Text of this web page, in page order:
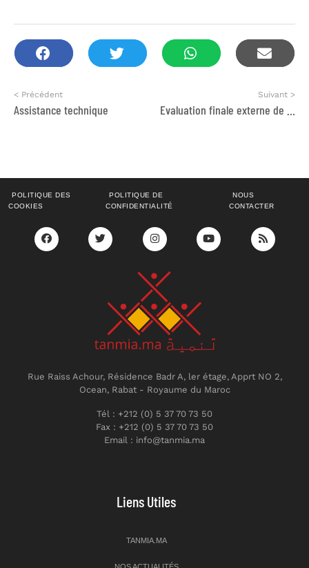
< Précédent
Assistance technique
Suivant >
POLITIQUE DES
COOKIES
POLITIQUE DE
CONFIDENTIALITÉ
NOUS
CONTACTER
Rue Raiss Achour, Résidence Badr A, ler étage, Apprt NO 2,
Ocean, Rabat - Royaume du Maroc
Tél : +212 (0) 5 37 70 73 50
Fax : +212 (0) 5 37 70 73 50
Email : info@tanmia.ma
Liens Utiles
TANMIA.MA
NOS ACTUALITÉS